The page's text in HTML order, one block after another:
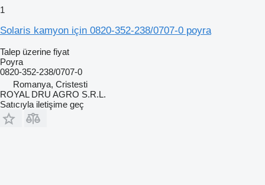
1
Solaris kamyon için 0820-352-238/0707-0 poyra
Talep üzerine fiyat
Poyra
0820-352-238/0707-0
Romanya, Cristesti
ROYAL DRU AGRO S.R.L.
Satıcıyla iletişime geç